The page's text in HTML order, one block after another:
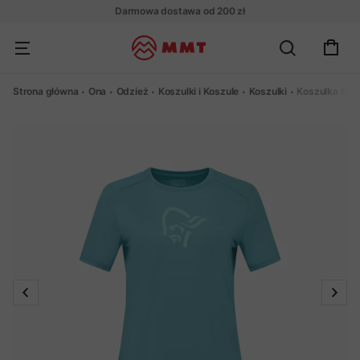
Darmowa dostawa od 200 zł
Strona główna Ona Odzież Koszulki i Koszule Koszulki Koszulka